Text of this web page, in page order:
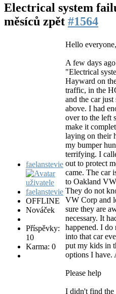
Electrical system
měsíců zpět #1564
faelanstevie
OFFLINE
Nováček
Příspěvky:
10
Karma: 0
Hello everyone,
A few days
"Electrical
Hayward on
traffic, in the
and the car
above. I had
over to the left
make it
laying on their
my bumper
terrifying. I
out to protect
came. The car
to Oakland
They do not
VW Corp and
sure they are
necessary. It
happened. I do
into that car
put my kids in
options I have.
Please help
I didn't find the